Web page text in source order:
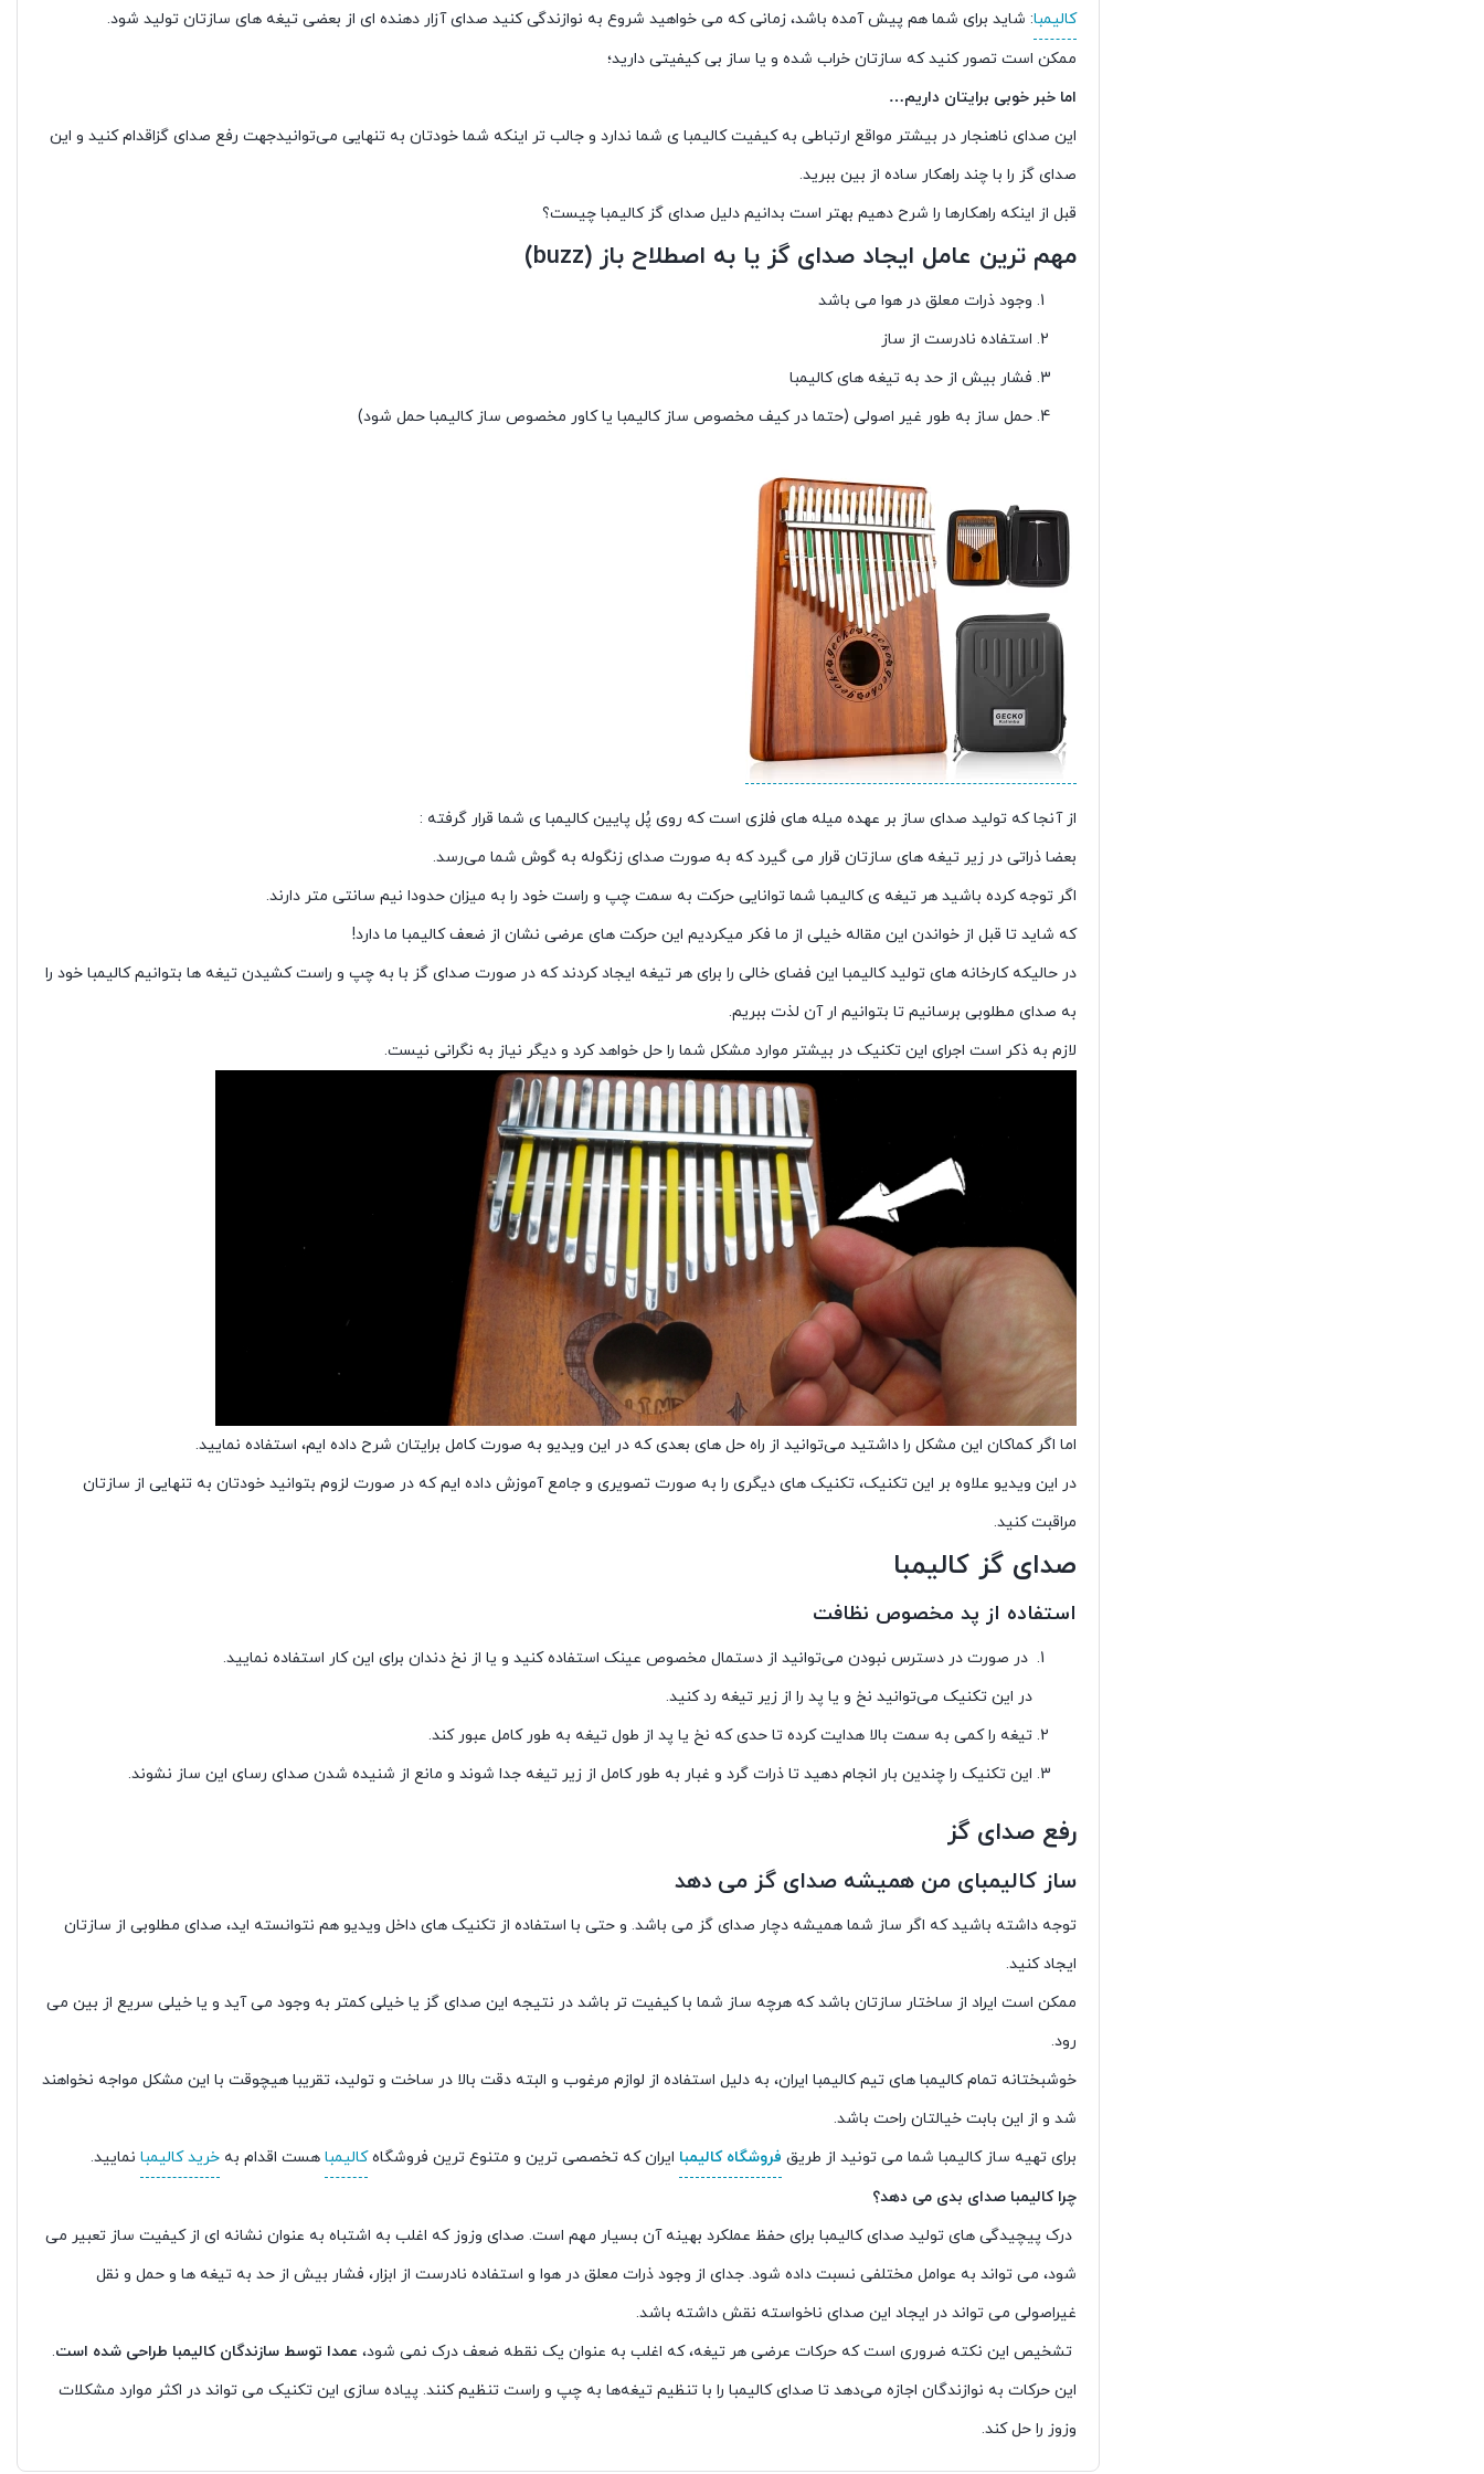
کالیمبا: شاید برای شما هم پیش آمده باشد، زمانی که می خواهید شروع به نوازندگی کنید صدای آزار دهنده ای از بعضی تیغه های سازتان تولید شود.
ممکن است تصور کنید که سازتان خراب شده و یا ساز بی کیفیتی دارید؛
اما خبر خوبی برایتان داریم…
این صدای ناهنجار در بیشتر مواقع ارتباطی به کیفیت کالیمبا ی شما ندارد و جالب تر اینکه شما خودتان به تنهایی می‌توانیدجهت رفع صدای گزاقدام کنید و این
صدای گز را با چند راهکار ساده از بین ببرید.
قبل از اینکه راهکارها را شرح دهیم بهتر است بدانیم دلیل صدای گز کالیمبا چیست؟
مهم ترین عامل ایجاد صدای گز یا به اصطلاح باز (buzz)
وجود ذرات معلق در هوا می باشد
استفاده نادرست از ساز
فشار بیش از حد به تیغه های کالیمبا
حمل ساز به طور غیر اصولی (حتما در کیف مخصوص ساز کالیمبا یا کاور مخصوص ساز کالیمبا حمل شود)
از آنجا که تولید صدای ساز بر عهده میله های فلزی است که روی پُل پایین کالیمبا ی شما قرار گرفته :
بعضا ذراتی در زیر تیغه های سازتان قرار می گیرد که به صورت صدای زنگوله به گوش شما می‌رسد.
اگر توجه کرده باشید هر تیغه ی کالیمبا شما توانایی حرکت به سمت چپ و راست خود را به میزان حدودا نیم سانتی متر دارند.
که شاید تا قبل از خواندن این مقاله خیلی از ما فکر میکردیم این حرکت های عرضی نشان از ضعف کالیمبا ما دارد!
در حالیکه کارخانه های تولید کالیمبا این فضای خالی را برای هر تیغه ایجاد کردند که در صورت صدای گز با به چپ و راست کشیدن تیغه ها بتوانیم کالیمبا خود را
به صدای مطلوبی برسانیم تا بتوانیم ار آن لذت ببریم.
لازم به ذکر است اجرای این تکنیک در بیشتر موارد مشکل شما را حل خواهد کرد و دیگر نیاز به نگرانی نیست.
اما اگر کماکان این مشکل را داشتید می‌توانید از راه حل های بعدی که در این ویدیو به صورت کامل برایتان شرح داده ایم، استفاده نمایید.
در این ویدیو علاوه بر این تکنیک، تکنیک های دیگری را به صورت تصویری و جامع آموزش داده ایم که در صورت لزوم بتوانید خودتان به تنهایی از سازتان
مراقبت کنید.
صدای گز کالیمبا
استفاده از پد مخصوص نظافت
در صورت در دسترس نبودن می‌توانید از دستمال مخصوص عینک استفاده کنید و یا از نخ دندان برای این کار استفاده نمایید.
در این تکنیک می‌توانید نخ و یا پد را از زیر تیغه رد کنید.
تیغه را کمی به سمت بالا هدایت کرده تا حدی که نخ یا پد از طول تیغه به طور کامل عبور کند.
این تکنیک را چندین بار انجام دهید تا ذرات گرد و غبار به طور کامل از زیر تیغه جدا شوند و مانع از شنیده شدن صدای رسای این ساز نشوند.
رفع صدای گز
ساز کالیمبای من همیشه صدای گز می دهد
توجه داشته باشید که اگر ساز شما همیشه دچار صدای گز می باشد. و حتی با استفاده از تکنیک های داخل ویدیو هم نتوانسته اید، صدای مطلوبی از سازتان
ایجاد کنید.
ممکن است ایراد از ساختار سازتان باشد که هرچه ساز شما با کیفیت تر باشد در نتیجه این صدای گز یا خیلی کمتر به وجود می آید و یا خیلی سریع از بین می
رود.
خوشبختانه تمام کالیمبا های تیم کالیمبا ایران، به دلیل استفاده از لوازم مرغوب و البته دقت بالا در ساخت و تولید، تقریبا هیچوقت با این مشکل مواجه نخواهند
شد و از این بابت خیالتان راحت باشد.
برای تهیه ساز کالیمبا شما می تونید از طریق فروشگاه کالیمبا ایران که تخصصی ترین و متنوع ترین فروشگاهکالیمبا هست اقدام بهخرید کالیمبا نمایید.
چرا کالیمبا صدای بدی می دهد؟
درک پیچیدگی های تولید صدای کالیمبا برای حفظ عملکرد بهینه آن بسیار مهم است. صدای وزوز که اغلب به اشتباه به عنوان نشانه ای از کیفیت ساز تعبیر می
شود، می تواند به عوامل مختلفی نسبت داده شود. جدای از وجود ذرات معلق در هوا و استفاده نادرست از ابزار، فشار بیش از حد به تیغه ها و حمل و نقل
غیراصولی می تواند در ایجاد این صدای ناخواسته نقش داشته باشد.
تشخیص این نکته ضروری است که حرکات عرضی هر تیغه، که اغلب به عنوان یک نقطه ضعف درک نمی شود، عمدا توسط سازندگان کالیمبا طراحی شده است.
این حرکات به نوازندگان اجازه می‌دهد تا صدای کالیمبا را با تنظیم تیغه‌ها به چپ و راست تنظیم کنند. پیاده سازی این تکنیک می تواند در اکثر موارد مشکلات
وزوز را حل کند.